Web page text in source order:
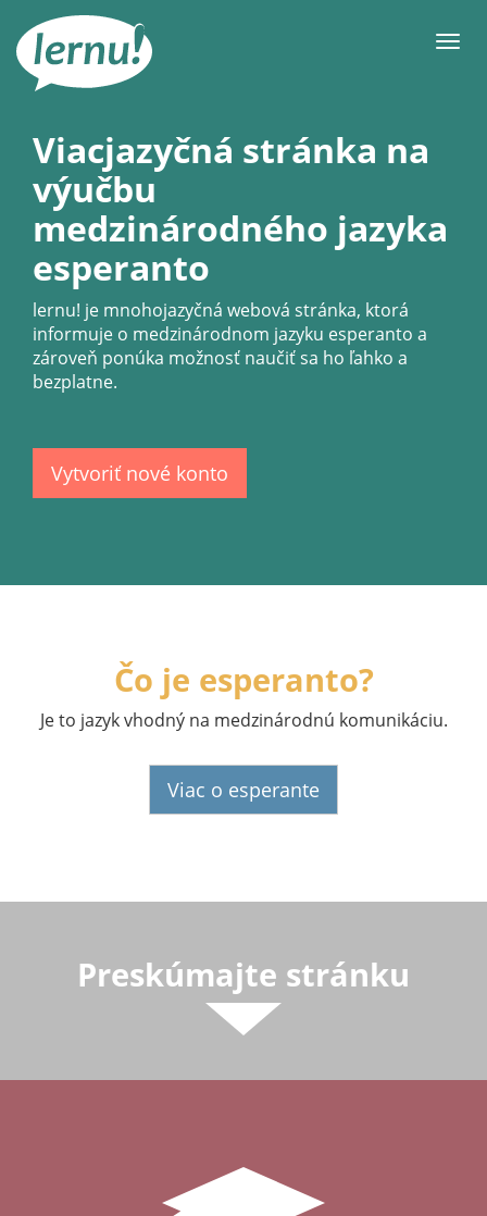
obsah
Viacjazyčná stránka na
výučbu
medzinárodného jazyka
esperanto
lernu! je mnohojazyčná webová stránka, ktorá
informuje o medzinárodnom jazyku esperanto a
zároveň ponúka možnosť naučiť sa ho ľahko a
bezplatne.
Vytvoriť nové konto
Čo je esperanto?
Je to jazyk vhodný na medzinárodnú komunikáciu.
Viac o esperante
Preskúmajte stránku